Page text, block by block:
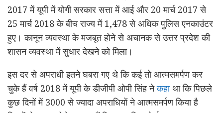
2017 में यूपी में योगी सरकार सत्ता में आई और 20 मार्च 2017 से
25 मार्च 2018 के बीच राज्य में 1,478 से अधिक पुलिस एनकाउंटर
हुए। कानून व्यवस्था के मजबूत होने से अचानक से उत्तर प्रदेश की
शासन व्यवस्था में सुधार देखने को मिला।
इस दर से अपराधी इतने घबरा गए थे कि कई तो आत्मसमर्पण कर
चुके हैं वर्ष 2018 में यूपी के डीजीपी ओपी सिंह नेकहाथा कि पिछले
कुछ दिनों में 3000 से ज्यादा अपराधियों ने आत्मसमर्पण किया है